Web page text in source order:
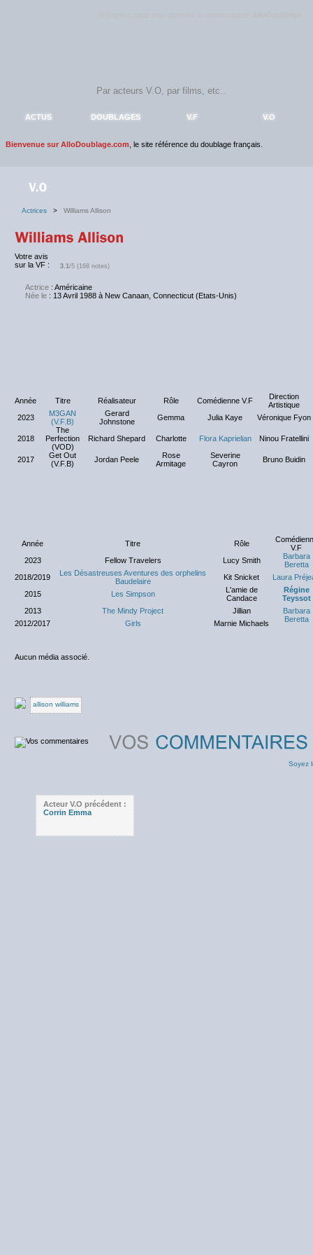
ACTUS DOUBLAGES V.F V.O
Bienvenue sur AlloDoublage.com , le site référence du doublage français.
Actrices > Williams Allison
Votre avis
sur la VF :
3.1/5 (168 notes)
Actrice : Américaine
Née le : 13 Avril 1988 à New Canaan, Connecticut (Etats-Unis)
Année Titre Réalisateur Rôle Comédienne V.F
Direction
Artistique
2023
M3GAN
(V.F.B)
Gerard
Johnstone
Gemma Julia Kaye Véronique Fyon
2018
The
Perfection
(VOD)
Richard Shepard Charlotte Flora Kaprielian Ninou Fratellini
2017
Get Out
(V.F.B)
Jordan Peele
Rose
Armitage
Severine
Cayron
Bruno Buidin
Année Titre Rôle
V.F
2023
Fellow Travelers Lucy Smith
Barbara
Beretta
2018/2019
Les Désastreuses Aventures des orphelins
Baudelaire
Kit Snicket
Laura
2015
Les Simpson
L'amie de
Candace
Régine
Teyssot
2013
The Mindy Project Jillian
Barbara
Beretta
2012/2017 Girls Marnie Michaels
Aucun média associé.
allison williams
Soyez
Acteur V.O précédent :
Corrin Emma